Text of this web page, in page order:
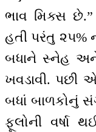
ભાવ મિક્સ
હતી પરંતુ ૨૫%
બધાને સ્નેહ અને
ખવડાવી.
બધાં બાળકોનું
ફૂલોની વર્ષા